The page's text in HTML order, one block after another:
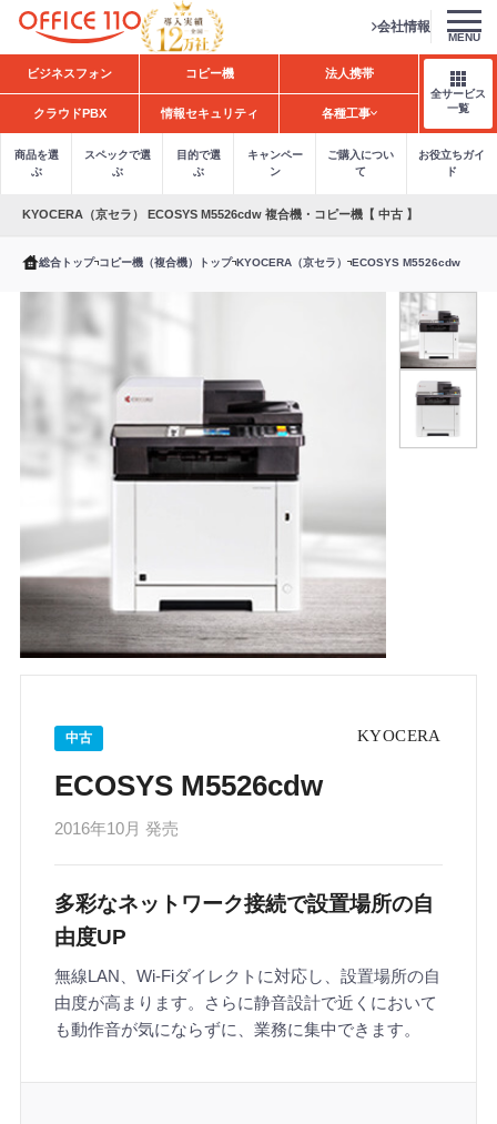
H
o
会社情報
MENU
ビジネスフォン コピー機 法人携帯
クラウドPBX 情報セキュリティ 各種工事
全サービス
一覧
商品を選
ぶ
スペックで選
ぶ
目的で選
ぶ
キャンペー
ン
ご購入につい
て
お役立ちガイ
ド
KYOCERA（京セラ） ECOSYS M5526cdw 複合機・コピー機【 中古 】
総合トップ コピー機（複合機）トップ KYOCERA（京セラ） ECOSYS M5526cdw
ECOSYS M5526cdw
2016年10月 発売
中古
多彩なネットワーク接続で設置場所の自
由度UP
無線LAN、Wi-Fiダイレクトに対応し、設置場所の自
由度が高まります。さらに静音設計で近くにおいて
も動作音が気にならずに、業務に集中できます。